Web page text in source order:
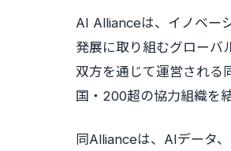
AI Allianceは、イノベー
発展に取り組むグローバ
双方を通じて運営される
国・200超の協力組織を
同Allianceは、AIデータ